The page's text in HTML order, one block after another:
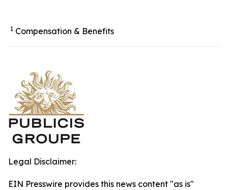
1 Compensation & Benefits
Legal Disclaimer:
EIN Presswire provides this news content "as is"